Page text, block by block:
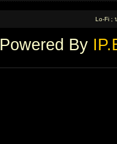
Lo-Fi ;
Powered By